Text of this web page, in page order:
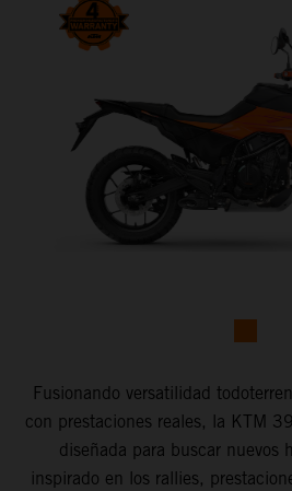
Fusionando versatilidad
con prestaciones reales, la KTM
diseñada para buscar nuevos
inspirado en los rallies,